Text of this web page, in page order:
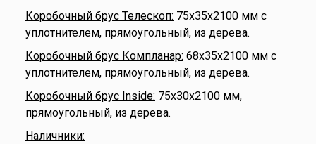
Коробочный брус Телескоп: 75x35x2100 мм с
уплотнителем, прямоугольный, из дерева.
Коробочный брус Компланар: 68x35x2100 мм с
уплотнителем, прямоугольный, из дерева.
Коробочный брус Inside: 75x30x2100 мм,
прямоугольный, из дерева.
Наличники: